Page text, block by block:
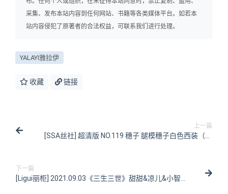
采集、发布本站内容到任何网站、书籍等各类媒体平台。如若本
站内容侵犯了原著者的合法权益，可联系我们进行处理。
YALAYI雅拉伊
收藏 链接
上一篇
[SSA丝社] 超清版 NO.119 穗子 腿模穗子白色西装（黑
下一篇
[Ligui丽柜] 2021.09.03《三生三世》甜甜&凉儿&小智贤